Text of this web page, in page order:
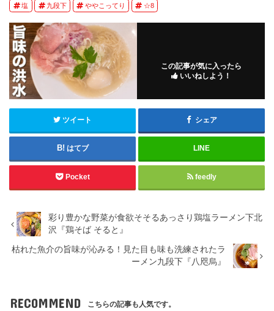
塩 九段下 ややこってり ☆8
この記事が気に入ったら
いいねしよう！
ツイート シェア
はてブ LINE
Pocket feedly
彩り豊かな野菜が食欲そそるあっさり鶏塩ラーメン下北
沢『鶏そば そると』
枯れた魚介の旨味が沁みる！見た目も味も洗練されたラ
ーメン九段下『八咫烏』
RECOMMEND こちらの記事も人気です。